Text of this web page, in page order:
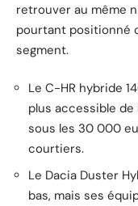
retrouver au même
pourtant positionné
segment.
Le C-HR hybride
plus accessible de
sous les 30 000
courtiers.
Le Dacia Duster
bas, mais ses